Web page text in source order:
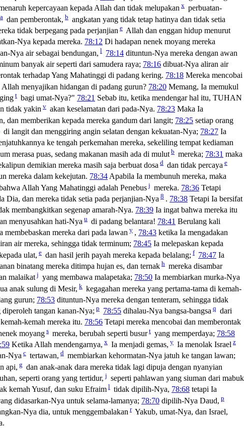
kepercayaan kepada Allah dan tidak melupakan x perbuatan-
a dan pemberontak, b angkatan yang tidak tetap hatinya dan tidak setia
tidak berpegang pada perjanjian e Allah dan enggan hidup menurut
Nya kepada mereka. 78:12 Di hadapan nenek moyang mereka
Nya air sebagai bendungan, l 78:14 dituntun-Nya mereka dengan awan
banyak air seperti dari samudera raya; 78:16 dibuat-Nya aliran air
terhadap Yang Mahatinggi di padang kering. 78:18 Mereka mencobai
menyajikan hidangan di padang gurun? 78:20 Memang, Ia memukul
t bagi umat-Nya?" 78:21 Sebab itu, ketika mendengar hal itu, TUHAN
tidak yakin v akan keselamatan dari pada-Nya. 78:23 Maka Ia
dan memberikan kepada mereka gandum dari langit; 78:25 setiap orang
di langit dan menggiring angin selatan dengan kekuatan-Nya; 78:27 Ia
ke tengah perkemahan mereka, sekeliling tempat kediaman
merasa puas, sedang makanan masih ada di mulut b mereka; 78:31 maka
demikian mereka masih saja berbuat dosa d dan tidak percaya e
mereka dalam kekejutan. 78:34Apabila Ia membunuh mereka, maka
Allah Yang Mahatinggi adalah Penebus j mereka. 78:36 Tetapi
Dia, dan mereka tidak setia pada perjanjian-Nya 8 . 78:38 Tetapi Ia bersifat
membangkitkan segenap amarah-Nya. 78:39 Ia ingat bahwa mereka itu
menyusahkan hati-Nya u di padang belantara! 78:41 Berulang kali
membebaskan mereka dari pada lawan y , 78:43 ketika Ia mengadakan
air mereka, sehingga tidak terminum; 78:45 Ia melepaskan kepada
ulat, e dan hasil jerih payah mereka kepada belalang; f 78:47 Ia
binatang mereka ditimpa hujan es, dan ternak h mereka disambar
malaikatj yang membawa malapetaka; 78:50 Ia membiarkan murka-Nya
anak sulung di Mesir, k kegagahan mereka yang pertama-tama di kemah-
gurun; 78:53 dituntun-Nya mereka dengan tenteram, sehingga tidak
tangan kanan-Nya; p 78:55 dihalau-Nya bangsa-bangsa q dari
kemah mereka itu. 78:56 Tetapi mereka mencobai dan memberontak
moyang s mereka, berubah seperti busur t yang memperdaya; 78:58
Ketika Allah mendengarnya, x Ia menjadi gemas, y Ia menolak Israel z
Nyac tertawan, d membiarkan kehormatan-Nya jatuh ke tangan lawan;
api, g dan anak-anak dara mereka tidak lagi dipuja dengan nyanyian
seperti orang yang tertidur, j seperti pahlawan yang siuman dari mabuk
kemah Yusuf, dan suku Efraim l tidak dipilih-Nya, 78:68 tetapi Ia
didasarkan-Nya untuk selama-lamanya; 78:70 dipilih-Nya Daud, p
Nya dia, untuk menggembalakanr Yakub, umat-Nya, dan Israel,